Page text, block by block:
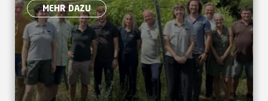
MEHR DAZU